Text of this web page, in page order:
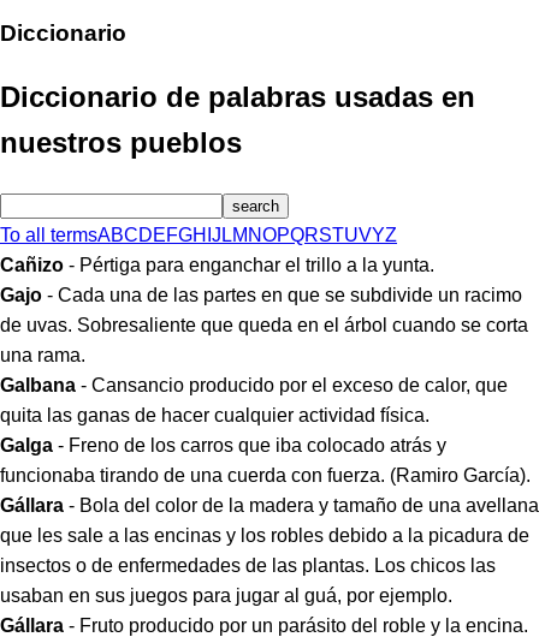
Diccionario
Diccionario de palabras usadas en
nuestros pueblos
To all termsABCDEFGH J LM NOPQRSTUVYZ
Cañizo - Pértiga para enganchar el trillo a la yunta.
Gajo - Cada una de las partes en que se subdivide un racimo
de uvas. Sobresaliente que queda en el árbol cuando se corta
una rama.
Galbana - Cansancio producido por el exceso de calor, que
quita las ganas de hacer cualquier actividad física.
Galga - Freno de los carros que iba colocado atrás y
funcionaba tirando de una cuerda con fuerza. (Ramiro García).
Gállara - Bola del color de la madera y tamaño de una avellana
que les sale a las encinas y los robles debido a la picadura de
insectos o de enfermedades de las plantas. Los chicos las
usaban en sus juegos para jugar al guá, por ejemplo.
Gállara - Fruto producido por un parásito del roble y la encina.